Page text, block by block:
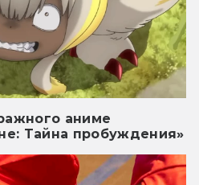
аниме
Тайна пробуждения»